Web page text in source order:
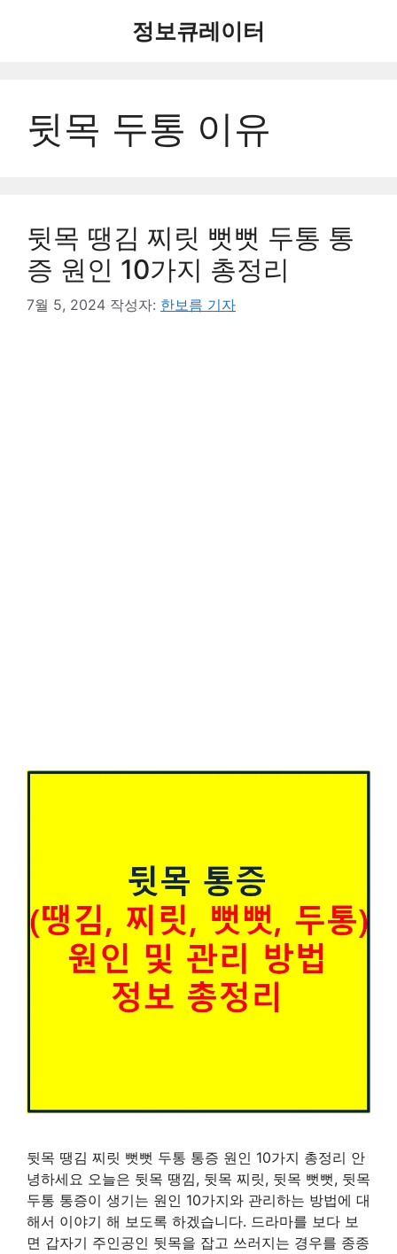
정보큐레이터
뒷목 두통 이유
뒷목 땡김 찌릿 뻣뻣 두통 통
증 원인 10가지 총정리
7월 5, 2024 작성자: 한보름 기자
뒷목 땡김 찌릿 뻣뻣 두통 통증 원인 10가지 총정리 안
녕하세요 오늘은 뒷목 땡낌, 뒷목 찌릿, 뒷목 뻣뻣, 뒷목
두통 통증이 생기는 원인 10가지와 관리하는 방법에 대
해서 이야기 해 보도록 하겠습니다. 드라마를 보다 보
면 갑자기 주인공인 뒷목을 잡고 쓰러지는 경우를 종종